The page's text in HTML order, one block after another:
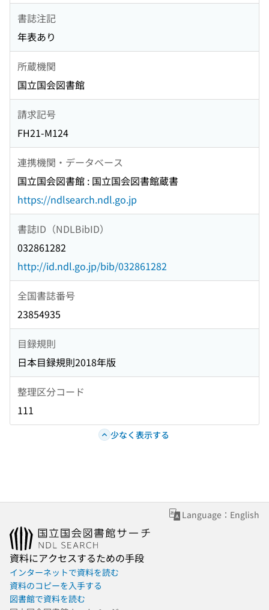
書誌注記
年表あり
所蔵機関
国立国会図書館
請求記号
FH21-M124
連携機関・データベース
国立国会図書館 : 国立国会図書館蔵書
https://ndlsearch.ndl.go.jp
書誌ID（NDLBibID）
032861282
http://id.ndl.go.jp/bib/032861282
全国書誌番号
23854935
目録規則
日本目録規則2018年版
整理区分コード
111
少なく表示する
Language：English
資料にアクセスするための手段
インターネットで資料を読む
資料のコピーを入手する
図書館で資料を読む